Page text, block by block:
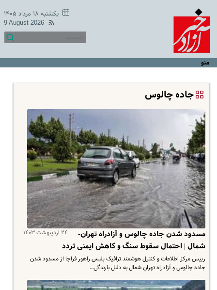
یکشنبه ۱۸ مرداد ۱۴۰۵
9 August 2026
منو
جاده چالوس
۲۴ اردیبهشت ۱۴۰۳
مسدود شدن جاده چالوس و آزادراه تهران-
شمال | احتمال سقوط سنگ و کاهش ایمنی تردد
رییس مرکز اطلاعات و کنترل هوشمند ترافیک پلیس راهور فراجا از مسدود شدن
جاده چالوس و آزادراه تهران شمال به دلیل بارندگی…